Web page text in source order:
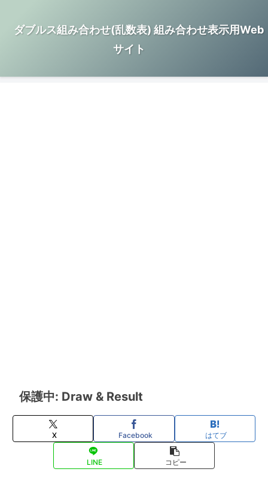
ダブルス組み合わせ(乱数表) 組み合わせ表示用Web
サイト
保護中: Draw & Result
X Facebook はてブ
LINE コピー